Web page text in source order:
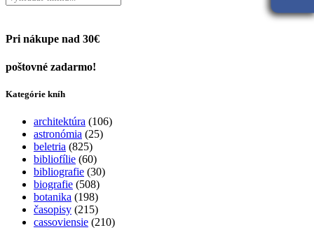
Pri nákupe nad 30€
poštovné zadarmo!
Kategórie kníh
architektúra (106)
astronómia (25)
beletria (825)
bibliofílie (60)
bibliografie (30)
biografie (508)
botanika (198)
časopisy (215)
cassoviensie (210)